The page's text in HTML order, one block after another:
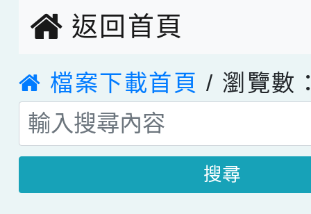
返回首頁
檔案下載首頁 / 瀏覽數
搜尋